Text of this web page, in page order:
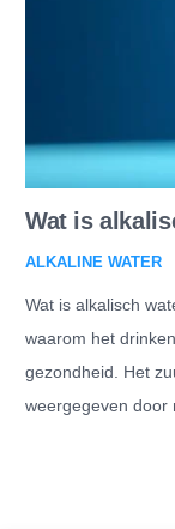
Wat is
ALKALINE WATER
Wat is alkalisch
waarom het
gezondheid. Het
weergegeven